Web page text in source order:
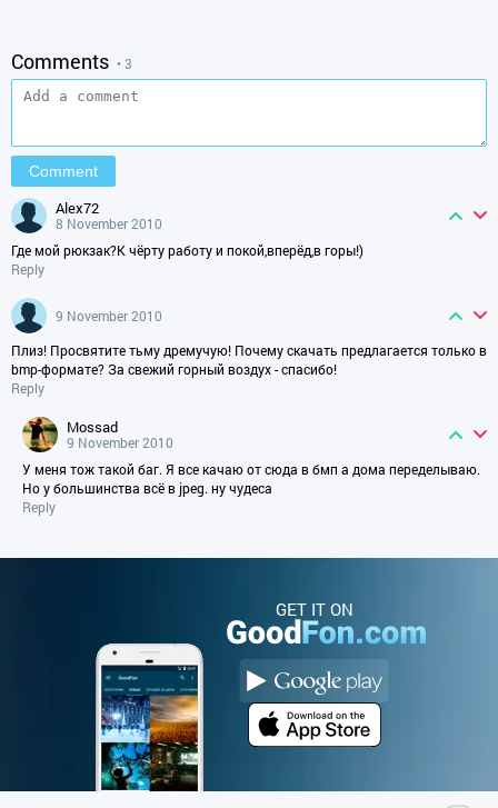
Comments • 3
alex72
8 November 2010
Где мой рюкзак?К чёрту работу и покой,вперёд,в горы!)
Reply
9 November 2010
Плиз! Просвятите тьму дремучую! Почему скачать предлагается только в
bmp-формате? За свежий горный воздух - спасибо!
Reply
mossad
9 November 2010
У меня тож такой баг. Я все качаю от сюда в бмп а дома переделываю.
Но у большинства всё в jpeg. ну чудеса
Reply
GET IT ON